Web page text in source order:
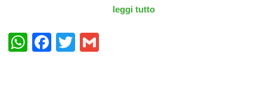
leggi tutto
WhatsApp
Facebook
Twitter